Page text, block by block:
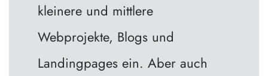
kleinere und mittlere
Webprojekte, Blogs und
Landingpages ein. Aber auch